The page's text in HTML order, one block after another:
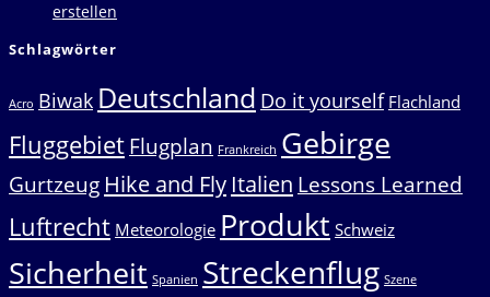
erstellen
Schlagwörter
Acro Biwak Deutschland Do it yourself Flachland
FluggebietFlugplan Frankreich Gebirge
Gurtzeug Hike and Fly Italien Lessons Learned
Luftrecht Meteorologie Produkt Schweiz
Sicherheit Spanien Streckenflug Szene